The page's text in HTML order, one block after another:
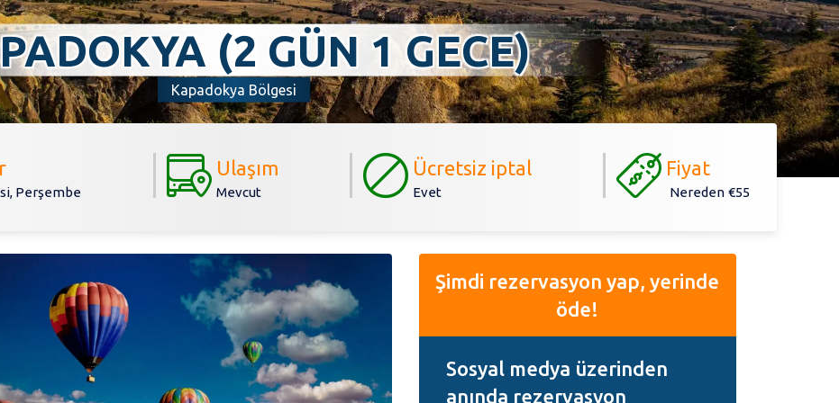
(2 GÜN 1 GECE)
Kapadokya Bölgesi
Perşembe
Ulaşım
Mevcut
Ücretsiz iptal
Evet
Fiyat
Nereden €55
Şimdi rezervasyon yap, yerinde
öde!
Sosyal medya üzerinden
anında rezervasyon